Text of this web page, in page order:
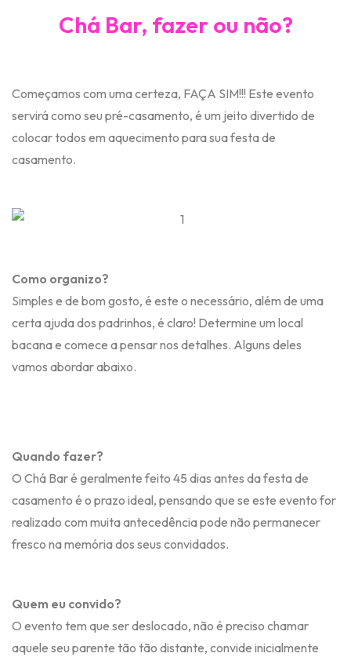
Chá Bar, fazer ou não?
Começamos com uma certeza, FAÇA SIM!!! Este evento
servirá como seu pré-casamento, é um jeito divertido de
colocar todos em aquecimento para sua festa de
casamento.
Como organizo?
Simples e de bom gosto, é este o necessário, além de uma
certa ajuda dos padrinhos, é claro! Determine um local
bacana e comece a pensar nos detalhes. Alguns deles
vamos abordar abaixo.
Quando fazer?
O Chá Bar é geralmente feito 45 dias antes da festa de
casamento é o prazo ideal, pensando que se este evento for
realizado com muita antecedência pode não permanecer
fresco na memória dos seus convidados.
Quem eu convido?
O evento tem que ser deslocado, não é preciso chamar
aquele seu parente tão tão distante, convide inicialmente